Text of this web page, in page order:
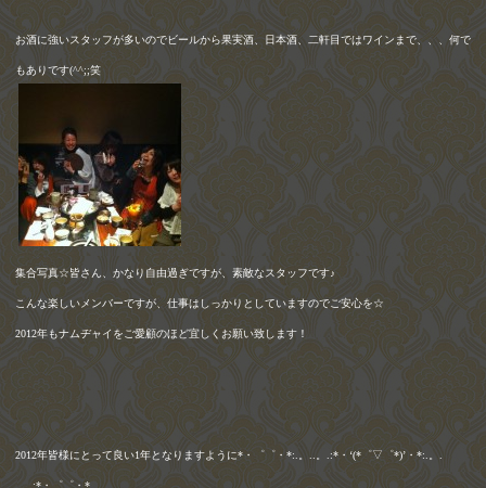
お酒に強いスタッフが多いのでビールから果実酒、日本酒、二軒目ではワインまで、、、何で
もありです(^^;;笑
集合写真☆皆さん、かなり自由過ぎですが、素敵なスタッフです♪
こんな楽しいメンバーですが、仕事はしっかりとしていますのでご安心を☆
2012年もナムヂャイをご愛顧のほど宜しくお願い致します！
2012年皆様にとって良い1年となりますように* ・゜゜・ *:. .:* ・ ‘(* ゜▽゜*)’ ・ *:.
.:* ・゜゜・ *